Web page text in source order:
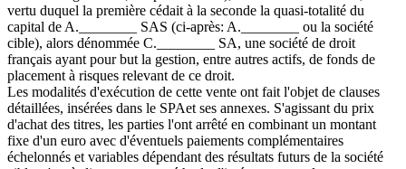
vertu duquel la première cédait à la seconde la quasi-totalité du
capital de A.________ SAS (ci-après: A.________ ou la société
cible), alors dénommée C.________ SA, une société de droit
français ayant pour but la gestion, entre autres actifs, de fonds de
placement à risques relevant de ce droit.
Les modalités d'exécution de cette vente ont fait l'objet de clauses
détaillées, insérées dans le SPAet ses annexes. S'agissant du prix
d'achat des titres, les parties l'ont arrêté en combinant un montant
fixe d'un euro avec d'éventuels paiements complémentaires
échelonnés et variables dépendant des résultats futurs de la société